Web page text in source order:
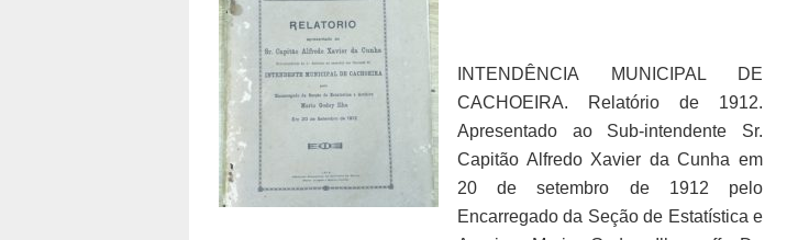
INTENDÊNCIA MUNICIPAL DE
CACHOEIRA. Relatório de 1912.
Apresentado ao Sub-intendente Sr.
Capitão Alfredo Xavier da Cunha em
20 de setembro de 1912 pelo
Encarregado da Seção de Estatística e